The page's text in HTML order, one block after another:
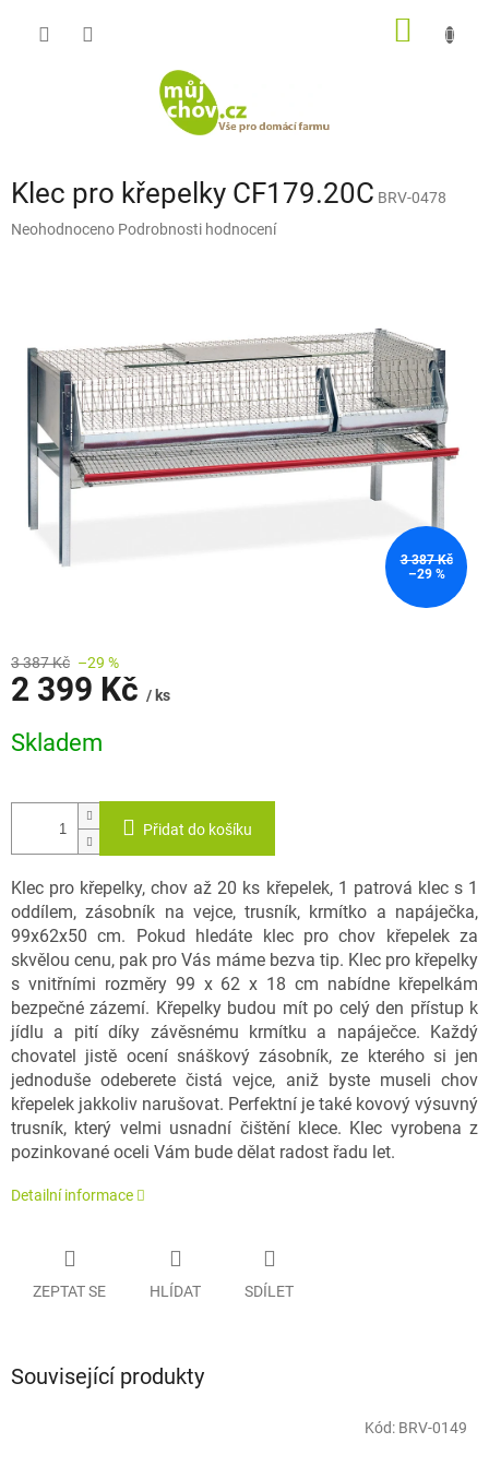
Klec pro křepelky CF179.20C BRV-0478
Průměrné
hvězdiček.
Neohodnoceno Podrobnosti hodnocení
3 387 Kč
–29 %
3 387 Kč –29 %
2 399 Kč / ks
cena:
Skladem
Přidat do košíku
Klec pro křepelky, chov až 20 ks křepelek, 1 patrová klec s 1
oddílem, zásobník na vejce, trusník, krmítko a napáječka,
99x62x50 cm. Pokud hledáte klec pro chov křepelek za
skvělou cenu, pak pro Vás máme bezva tip. Klec pro křepelky
s vnitřními rozměry 99 x 62 x 18 cm nabídne křepelkám
bezpečné zázemí. Křepelky budou mít po celý den přístup k
jídlu a pití díky závěsnému krmítku a napáječce. Každý
chovatel jistě ocení snáškový zásobník, ze kterého si jen
jednoduše odeberete čistá vejce, aniž byste museli chov
křepelek jakkoliv narušovat. Perfektní je také kovový výsuvný
trusník, který velmi usnadní čištění klece. Klec vyrobena z
pozinkované oceli Vám bude dělat radost řadu let.
Detailní informace
ZEPTAT SE HLÍDAT SDÍLET
Související produkty
Kód: BRV-0149